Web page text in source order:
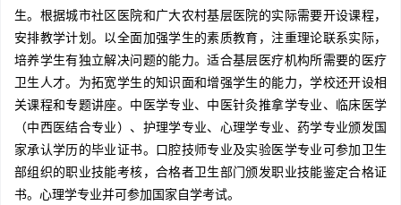
生。根据城市社区医院和广大农村基层医院的实际需要开设课程，
安排教学计划。以全面加强学生的素质教育，注重理论联系实际，
培养学生有独立解决问题的能力。适合基层医疗机构所需要的医疗
卫生人才。为拓宽学生的知识面和增强学生的能力，学校还开设相
关课程和专题讲座。中医学专业、中医针灸推拿学专业、临床医学
（中西医结合专业）、护理学专业、心理学专业、药学专业颁发国
家承认学历的毕业证书。口腔技师专业及实验医学专业可参加卫生
部组织的职业技能考核，合格者卫生部门颁发职业技能鉴定合格证
书。心理学专业并可参加国家自学考试。